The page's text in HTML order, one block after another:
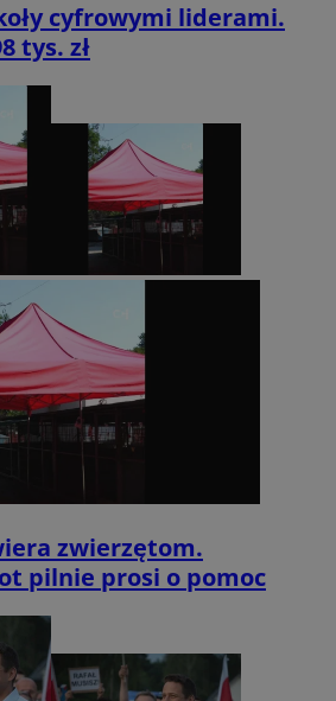
cyfrowymi liderami.
tys. zł
zwierzętom.
pilnie prosi o pomoc